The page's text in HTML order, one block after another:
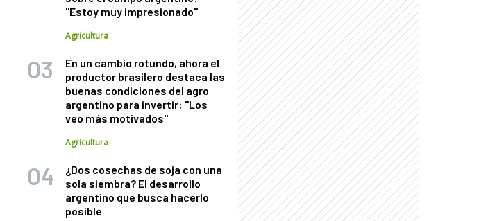
"Estoy muy impresionado"
Agricultura
En un cambio rotundo, ahora el
productor brasilero destaca las
buenas condiciones del agro
argentino para invertir: "Los
veo más motivados"
Agricultura
¿Dos cosechas de soja con una
sola siembra? El desarrollo
argentino que busca hacerlo
posible